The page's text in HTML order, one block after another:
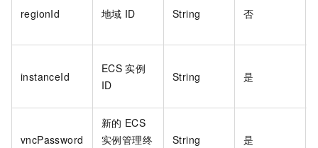
regionId 地域 ID String 否
instanceId
ECS 实例
ID
String 是
vncPassword
新的 ECS
实例管理终
String 是